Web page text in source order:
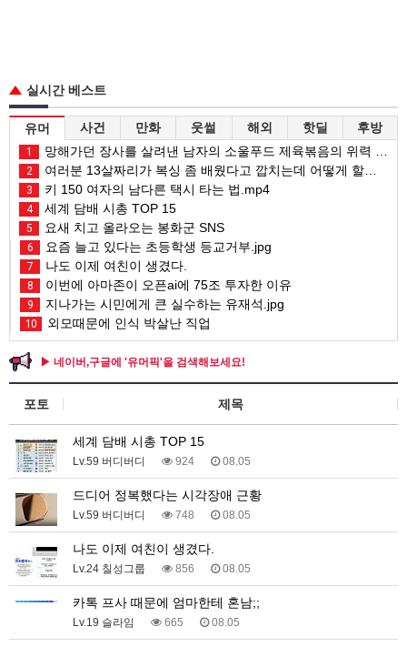
실시간 베스트
유머 사건 만화 웃썰 해외 핫딜 후방
1 망해가던 장사를 살려낸 남자의 소울푸드 제육볶음의 위력 ㅋㅋ
2 여러분 13살짜리가 복싱 좀 배웠다고 깝치는데 어떻게 할까요?
3 키 150 여자의 남다른 택시 타는 법.mp4
4 세계 담배 시총 TOP 15
5 요새 치고 올라오는 봉화군 SNS
6 요즘 늘고 있다는 초등학생 등교거부.jpg
7 나도 이제 여친이 생겼다.
8 이번에 아마존이 오픈ai에 75조 투자한 이유
9 지나가는 시민에게 큰 실수하는 유재석.jpg
10 외모때문에 인식 박살난 직업
▶ 네이버,구글에 '유머픽'을 검색해보세요!
포토 제목
세계 담배 시총 TOP 15
Lv.59 버디버디 924 08.05
드디어 정복했다는 시각장애 근황
Lv.59 버디버디 748 08.05
나도 이제 여친이 생겼다.
Lv.24 칠성그룹 856 08.05
카톡 프사 때문에 엄마한테 혼남;;
Lv.19 슬라임 665 08.05